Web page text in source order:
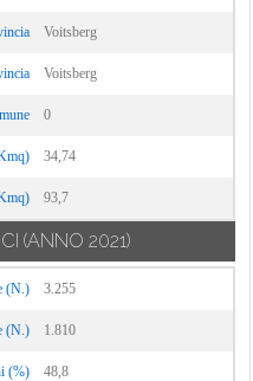
Voitsberg
Voitsberg
0
34,74
93,7
(ANNO 2021)
(N.) 3.255
(N.) 1.810
(%) 48,8